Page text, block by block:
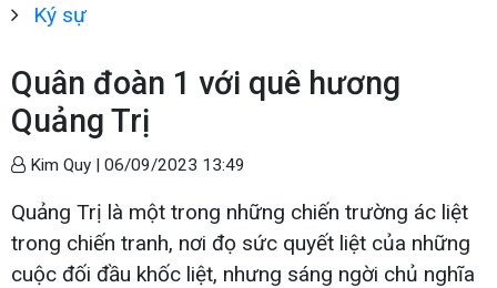
Ký sự
Quân đoàn 1 với quê hương
Quảng Trị
Kim Quy | 06/09/2023 13:49
Quảng Trị là một trong những chiến trường ác liệt
trong chiến tranh, nơi đọ sức quyết liệt của những
cuộc đối đầu khốc liệt, nhưng sáng ngời chủ nghĩa